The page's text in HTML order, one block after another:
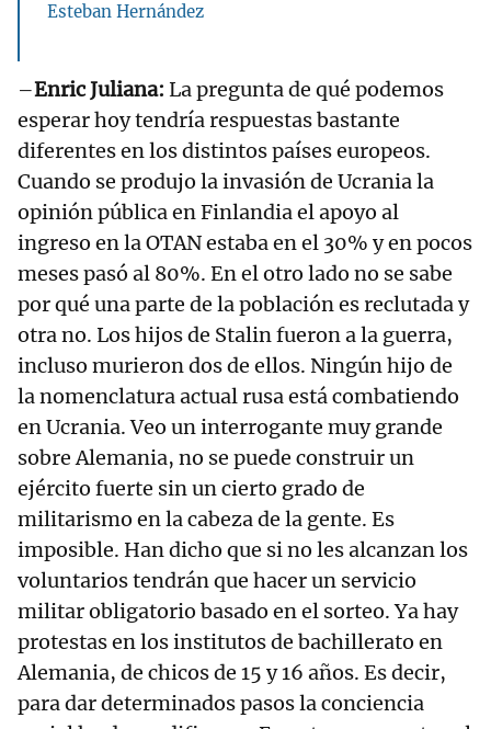
Esteban Hernández
–Enric Juliana: La pregunta de qué podemos
esperar hoy tendría respuestas bastante
diferentes en los distintos países europeos.
Cuando se produjo la invasión de Ucrania la
opinión pública en Finlandia el apoyo al
ingreso en la OTAN estaba en el 30% y en pocos
meses pasó al 80%. En el otro lado no se sabe
por qué una parte de la población es reclutada y
otra no. Los hijos de Stalin fueron a la guerra,
incluso murieron dos de ellos. Ningún hijo de
la nomenclatura actual rusa está combatiendo
en Ucrania. Veo un interrogante muy grande
sobre Alemania, no se puede construir un
ejército fuerte sin un cierto grado de
militarismo en la cabeza de la gente. Es
imposible. Han dicho que si no les alcanzan los
voluntarios tendrán que hacer un servicio
militar obligatorio basado en el sorteo. Ya hay
protestas en los institutos de bachillerato en
Alemania, de chicos de 15 y 16 años. Es decir,
para dar determinados pasos la conciencia